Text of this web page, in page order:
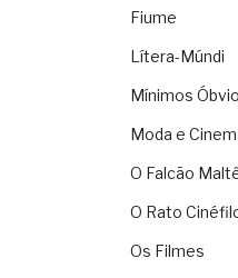
Fiume
Lítera-Múndi
Mínimos
Moda e
O Falcão
O Rato
Os Filmes